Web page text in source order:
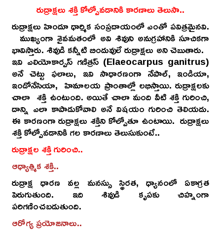
రుద్రాక్షలు శక్తి కోల్పోవడానికి కారణాలు తెలుసా..
రుద్రాక్షలు హిందూ ధార్మిక సంప్రదాయంలో ఎంతో పవిత్రమైనవి.
ముఖ్యంగా శైవమతంలో అవి శివుని అనుగ్రహానికి సూచికగా
భావిస్తారు. శివుడి కన్నీటి బిందువులే రుద్రాక్షలు అని చెబుతారు.
ఇవి ఎలియోకార్పస్ గణిత్రస్ (Elaeocarpus ganitrus)
అనే చెట్టు ఫలాలు, ఇవి సాధారణంగా నేపాల్, ఇండియా,
ఇండోనేసియా, హిమాలయ ప్రాంతాల్లో లభిస్తాయి. రుద్రాక్షలకు
చాలా శక్తి ఉంటుంది. అయితే చాలా మంది వీటి శక్తి గురించి,
దాన్ని ఎలా కాపాడుకోవాలి అనే విషయం గురించి తెలియదు.
ఈ కారణంగా రుద్రాక్షలు శక్తిని కోల్పోతూ ఉంటాయి. రుద్రాక్షలు
శక్తి కోల్పోవడానికి గల కారణాలు తెలుసుకుంటే..
రుద్రాక్షల శక్తి గురించి..
ఆధ్యాత్మిక శక్తి..
రుద్రాక్ష ధారణ వల్ల మనస్సు స్థిరత, ధ్యానంలో ఏకాగ్రత
పెరుగుతుంది. ఇది శివుడి కృపకు చిహ్నంగా
పరిగణించబడుతుంది.
ఆరోగ్య ప్రయోజనాలు..